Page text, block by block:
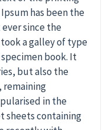
has been the
since the
a galley of type
book. It
but also the
in the
sheets containing